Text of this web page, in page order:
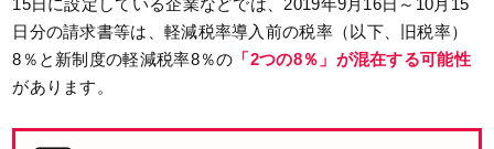
15日に設定している企業などでは、2019年9月16日～10月15
日分の請求書等は、軽減税率導入前の税率（以下、旧税率）
8％と新制度の軽減税率8％の 「2つの8％」が混在する可能性
があります。